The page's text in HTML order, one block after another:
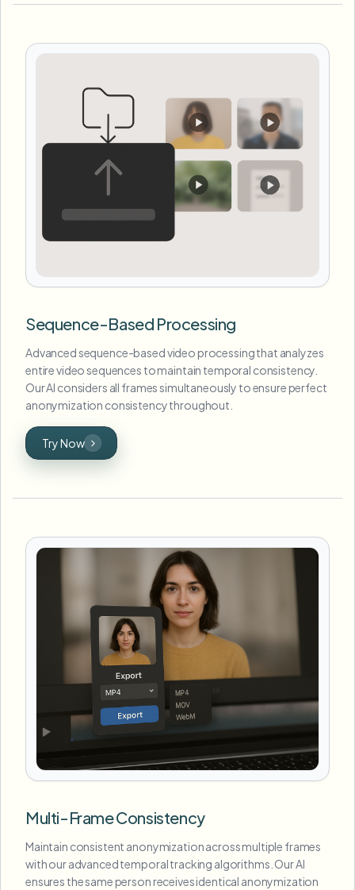
Sequence-Based Processing
Advanced sequence-based video processing that analyzes
entire video sequences to maintain temporal consistency.
Our AI considers all frames simultaneously to ensure perfect
anonymization consistency throughout.
Try Now
Multi-Frame Consistency
Maintain consistent anonymization across multiple frames
with our advanced temporal tracking algorithms. Our AI
ensures the same person receives identical anonymization